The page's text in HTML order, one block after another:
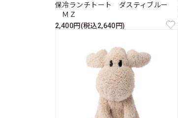
保冷ランチトート ダスティブルー
ＭＺ
2,400円(税込2,640円)